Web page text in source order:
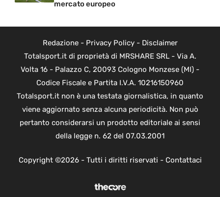
mercato europeo
Redazione- Privacy Policy- Disclaimer
Totalsport.it di proprietà di MRSHARE SRL - Via A.
Volta 16 - Palazzo C, 20093 Cologno Monzese (MI) -
Codice Fiscale e Partita I.V.A. 10216150960
Totalsport.it non è una testata giornalistica, in quanto
viene aggiornato senza alcuna periodicità. Non può
pertanto considerarsi un prodotto editoriale ai sensi
della legge n. 62 del 07.03.2001
Copyright ©2026 - Tutti i diritti riservati - Contattaci